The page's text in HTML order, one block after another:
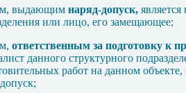
выдающим наряд-допуск,
или лицо, его замещающее;
ответственным за подготовку к
данного структурного
работ на данном